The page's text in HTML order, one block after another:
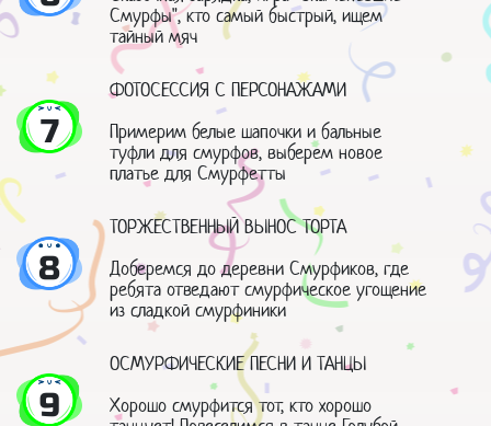
Смурфы", кто самый быстрый, ищем
тайный мяч
7
ФОТОСЕССИЯ С ПЕРСОНАЖАМИ
Примерим белые шапочки и бальные
туфли для смурфов, выберем новое
платье для Смурфетты
8
ТОРЖЕСТВЕННЫЙ ВЫНОС ТОРТА
Доберемся до деревни Смурфиков, где
ребята отведают смурфическое угощение
из сладкой смурфиники
9
ОСМУРФИЧЕСКИЕ ПЕСНИ И ТАНЦЫ
Хорошо смурфится тот, кто хорошо